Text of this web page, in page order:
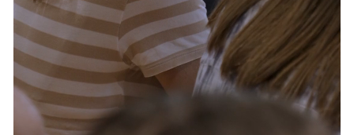
Servizi e accessibilità
Contatti
FAQ
Biglietti